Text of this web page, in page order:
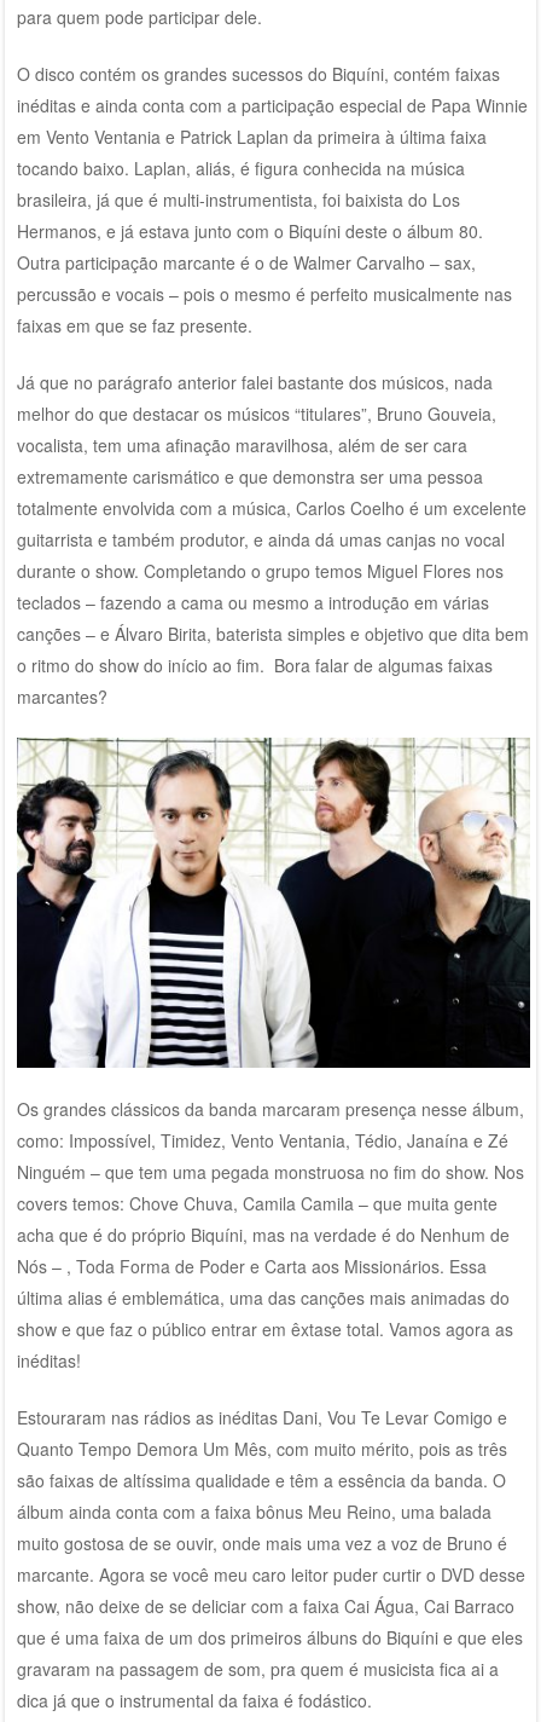
para quem pode participar dele.
O disco contém os grandes sucessos do Biquíni, contém faixas
inéditas e ainda conta com a participação especial de Papa Winnie
em Vento Ventania e Patrick Laplan da primeira à última faixa
tocando baixo. Laplan, aliás, é figura conhecida na música
brasileira, já que é multi-instrumentista, foi baixista do Los
Hermanos, e já estava junto com o Biquíni deste o álbum 80.
Outra participação marcante é o de Walmer Carvalho – sax,
percussão e vocais – pois o mesmo é perfeito musicalmente nas
faixas em que se faz presente.
Já que no parágrafo anterior falei bastante dos músicos, nada
melhor do que destacar os músicos “titulares”, Bruno Gouveia,
vocalista, tem uma afinação maravilhosa, além de ser cara
extremamente carismático e que demonstra ser uma pessoa
totalmente envolvida com a música, Carlos Coelho é um excelente
guitarrista e também produtor, e ainda dá umas canjas no vocal
durante o show. Completando o grupo temos Miguel Flores nos
teclados – fazendo a cama ou mesmo a introdução em várias
canções – e Álvaro Birita, baterista simples e objetivo que dita bem
o ritmo do show do início ao fim. Bora falar de algumas faixas
marcantes?
Os grandes clássicos da banda marcaram presença nesse álbum,
como: Impossível, Timidez, Vento Ventania, Tédio, Janaína e Zé
Ninguém – que tem uma pegada monstruosa no fim do show. Nos
covers temos: Chove Chuva, Camila Camila – que muita gente
acha que é do próprio Biquíni, mas na verdade é do Nenhum de
Nós – , Toda Forma de Poder e Carta aos Missionários. Essa
última alias é emblemática, uma das canções mais animadas do
show e que faz o público entrar em êxtase total. Vamos agora as
inéditas!
Estouraram nas rádios as inéditas Dani, Vou Te Levar Comigo e
Quanto Tempo Demora Um Mês, com muito mérito, pois as três
são faixas de altíssima qualidade e têm a essência da banda. O
álbum ainda conta com a faixa bônus Meu Reino, uma balada
muito gostosa de se ouvir, onde mais uma vez a voz de Bruno é
marcante. Agora se você meu caro leitor puder curtir o DVD desse
show, não deixe de se deliciar com a faixa Cai Água, Cai Barraco
que é uma faixa de um dos primeiros álbuns do Biquíni e que eles
gravaram na passagem de som, pra quem é musicista fica ai a
dica já que o instrumental da faixa é fodástico.